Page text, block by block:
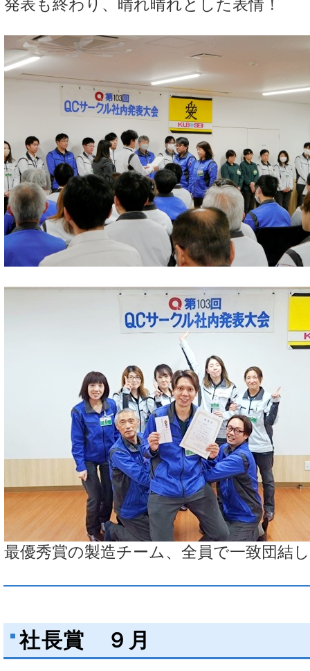
発表も終わり、晴れ晴れとした表情！
最優秀賞の製造チーム、全員で一致団結
社長賞 ９月